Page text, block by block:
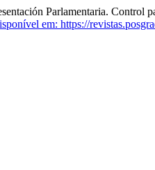
Parlamentaria. Control
em: https://